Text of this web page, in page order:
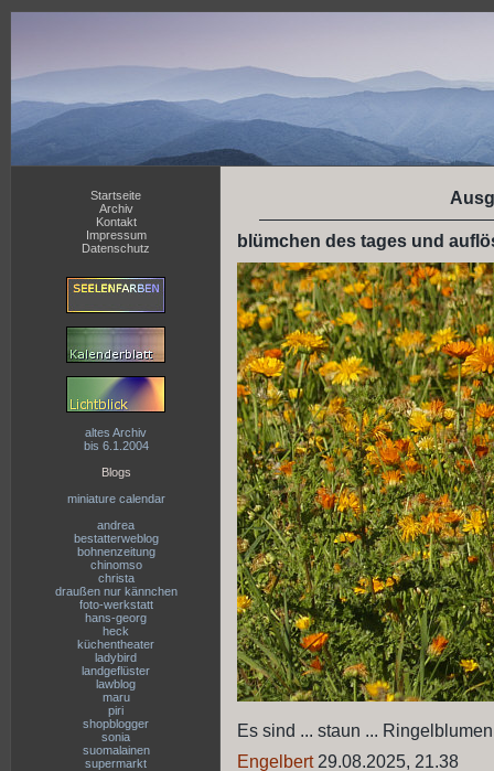
Startseite
Archiv
Kontakt
Impressum
Datenschutz
altes Archiv
bis 6.1.2004
Blogs
miniature calendar
andrea
bestatterweblog
bohnenzeitung
chinomso
christa
draußen nur kännchen
foto-werkstatt
hans-georg
heck
küchentheater
ladybird
landgeflüster
lawblog
maru
piri
shopblogger
sonia
suomalainen
supermarkt
blümchen des tages und
Es sind ... staun ...
Engelbert29.08.2025, 21.38